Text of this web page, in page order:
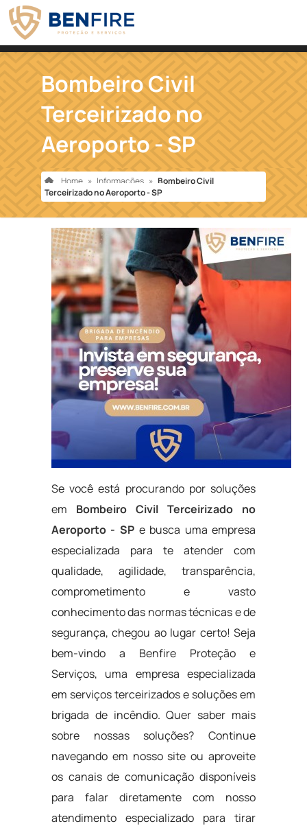
Bombeiro Civil
Terceirizado no
Aeroporto - SP
Home » Informações » Bombeiro Civil
Terceirizado no Aeroporto - SP
Se você está procurando por soluções
em Bombeiro Civil Terceirizado no
Aeroporto - SP e busca uma empresa
especializada para te atender com
qualidade, agilidade, transparência,
comprometimento e vasto
conhecimento das normas técnicas e de
segurança, chegou ao lugar certo! Seja
bem-vindo a Benfire Proteção e
Serviços, uma empresa especializada
em serviços terceirizados e soluções em
brigada de incêndio. Quer saber mais
sobre nossas soluções? Continue
navegando em nosso site ou aproveite
os canais de comunicação disponíveis
para falar diretamente com nosso
atendimento especializado para tirar